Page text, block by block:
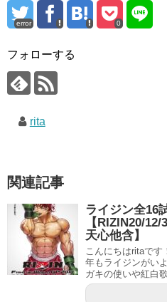
error 0
フォローする
rita
関連記事
ライジン全16
【RIZIN20/
天心他含】
こんにちはritaです
年もライジンがい
ガキの使いや紅白